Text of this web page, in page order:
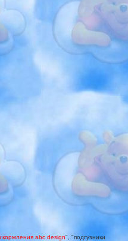
кормления abc design", "подгузники